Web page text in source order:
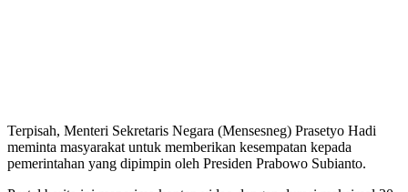
Terpisah, Menteri Sekretaris Negara (Mensesneg) Prasetyo Hadi
meminta masyarakat untuk memberikan kesempatan kepada
pemerintahan yang dipimpin oleh Presiden Prabowo Subianto.